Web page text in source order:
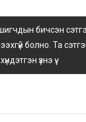
бичсэн
болно. Та
үзнэ үү.